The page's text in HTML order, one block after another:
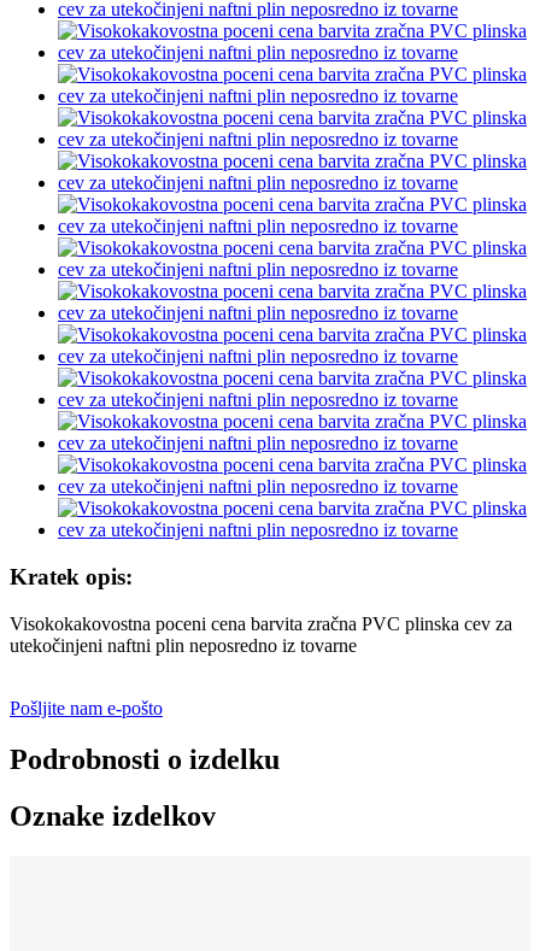
Kratek opis:
Visokokakovostna poceni cena barvita zračna PVC plinska cev za
utekočinjeni naftni plin neposredno iz tovarne
Pošljite nam e-pošto
Podrobnosti o izdelku
Oznake izdelkov